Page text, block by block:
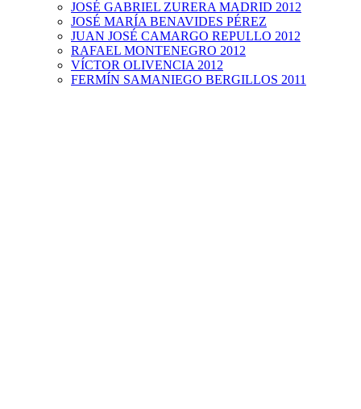
JOSÉ GABRIEL ZURERA MADRID 2012
JOSÉ MARÍA BENAVIDES PÉREZ
JUAN JOSÉ CAMARGO REPULLO 2012
RAFAEL MONTENEGRO 2012
VÍCTOR OLIVENCIA 2012
FERMÍN SAMANIEGO BERGILLOS 2011